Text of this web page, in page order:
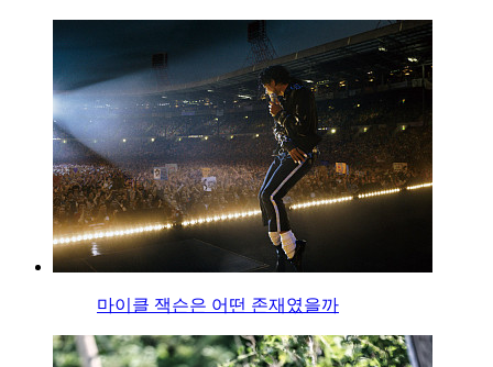
마이클 잭슨은 어떤 존재였을까